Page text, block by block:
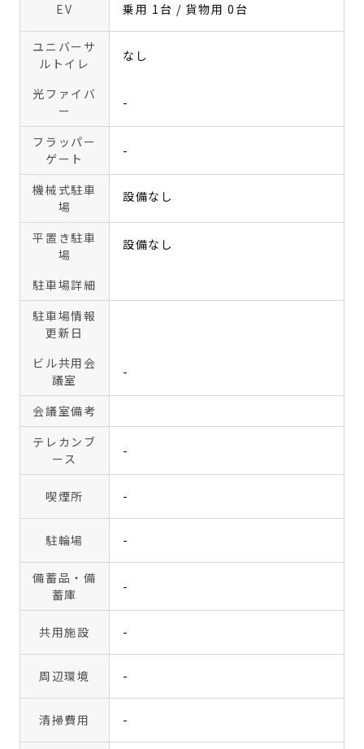
EV 乗用 1台 / 貨物用 0台
ユニバーサ
ルトイレ
なし
光ファイバ
ー
-
フラッパー
ゲート
-
機械式駐車
場
設備なし
平置き駐車
場
設備なし
駐車場詳細
駐車場情報
更新日
ビル共用会
議室
-
会議室備考
テレカンブ
ース
-
喫煙所 -
駐輪場 -
備蓄品・備
蓄庫
-
共用施設 -
周辺環境 -
清掃費用 -